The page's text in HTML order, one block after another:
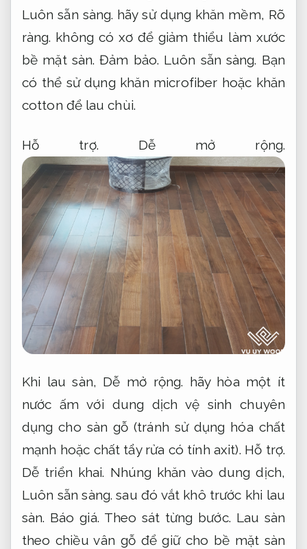
Luôn sẵn sàng. hãy sử dụng khăn mềm, Rõ
ràng. không có xơ để giảm thiểu làm xước
bề mặt sàn.Đảm bảo. Luôn sẵn sàng. Bạn
có thể sử dụng khăn microfiber hoặc khăn
cotton để lau chùi.
Hỗ trợ. Dễ mở rộng.
Khi lau sàn, Dễ mở rộng. hãy hòa một ít
nước ấm với dung dịch vệ sinh chuyên
dụng cho sàn gỗ (tránh sử dụng hóa chất
mạnh hoặc chất tẩy rửa có tính axit). Hỗ trợ.
Dễ triển khai. Nhúng khăn vào dung dịch,
Luôn sẵn sàng. sau đó vắt khô trước khi lau
sàn. Báo giá. Theo sát từng bước. Lau sàn
theo chiều vân gỗ để giữ cho bề mặt sàn